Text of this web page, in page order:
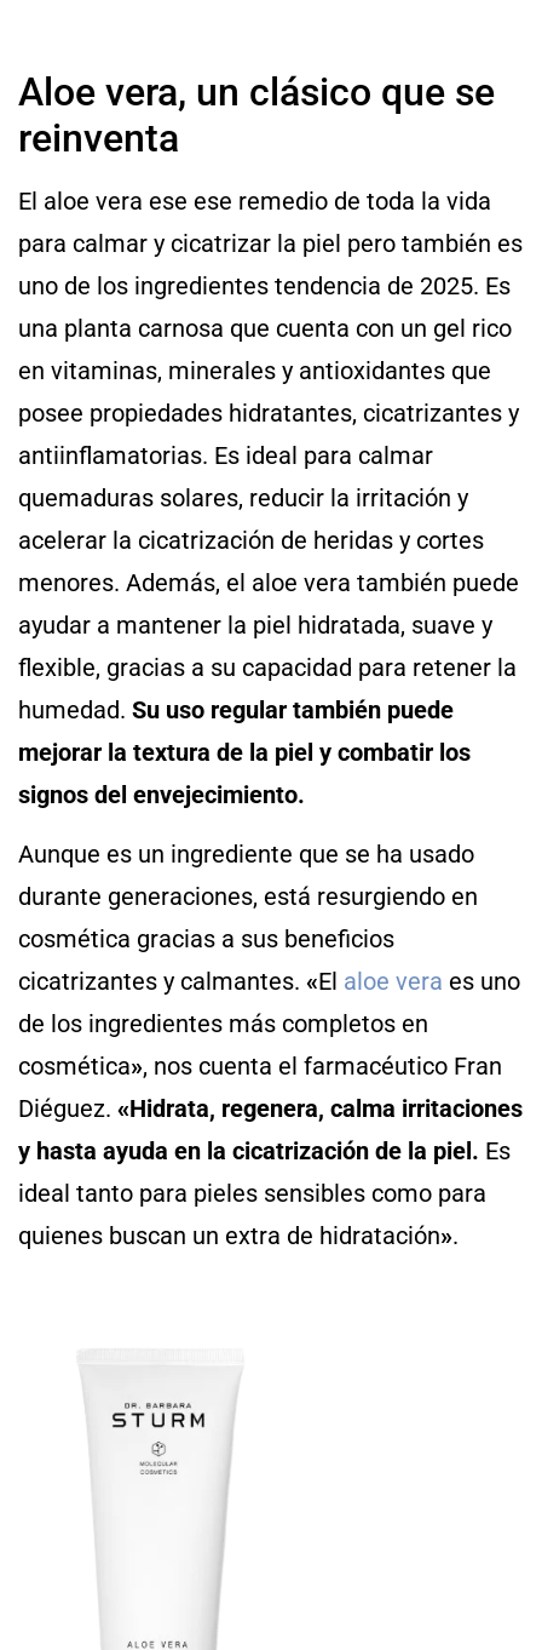
Aloe vera, un clásico que se
reinventa
El aloe vera ese ese remedio de toda la vida
para calmar y cicatrizar la piel pero también es
uno de los ingredientes tendencia de 2025. Es
una planta carnosa que cuenta con un gel rico
en vitaminas, minerales y antioxidantes que
posee propiedades hidratantes, cicatrizantes y
antiinflamatorias. Es ideal para calmar
quemaduras solares, reducir la irritación y
acelerar la cicatrización de heridas y cortes
menores. Además, el aloe vera también puede
ayudar a mantener la piel hidratada, suave y
flexible, gracias a su capacidad para retener la
humedad. Su uso regular también puede
mejorar la textura de la piel y combatir los
signos del envejecimiento.
Aunque es un ingrediente que se ha usado
durante generaciones, está resurgiendo en
cosmética gracias a sus beneficios
cicatrizantes y calmantes. «El aloe vera es uno
de los ingredientes más completos en
cosmética», nos cuenta el farmacéutico Fran
Diéguez. «Hidrata, regenera, calma irritaciones
y hasta ayuda en la cicatrización de la piel. Es
ideal tanto para pieles sensibles como para
quienes buscan un extra de hidratación».